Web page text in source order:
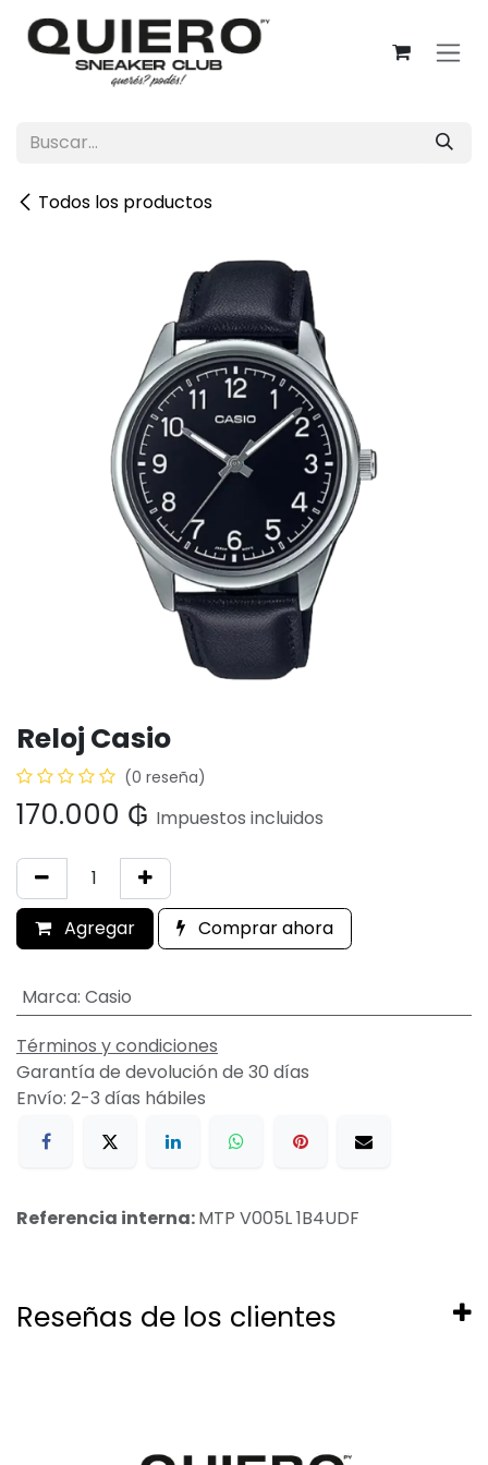
Ir al contenido
Todos los productos
Reloj Casio
(0 reseña)
170.000 ₲ Impuestos incluidos
Agregar Comprar ahora
Marca: Casio
Términos y condiciones
Garantía de devolución de 30 días
Envío: 2-3 días hábiles
Referencia interna:MTP V005L 1B4UDF
Reseñas de los clientes